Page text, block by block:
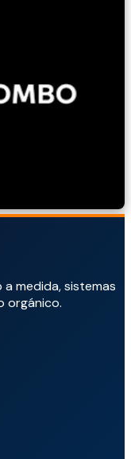
medida, sistemas
orgánico.